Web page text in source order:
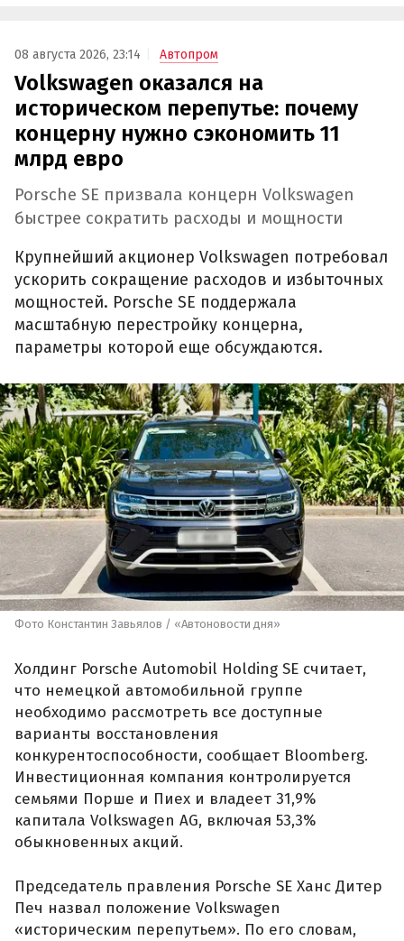
08 августа 2026, 23:14 Автопром
Volkswagen оказался на
историческом перепутье: почему
концерну нужно сэкономить 11
млрд евро
Porsche SE призвала концерн Volkswagen
быстрее сократить расходы и мощности
Крупнейший акционер Volkswagen потребовал
ускорить сокращение расходов и избыточных
мощностей. Porsche SE поддержала
масштабную перестройку концерна,
параметры которой еще обсуждаются.
Фото Константин Завьялов / «Автоновости дня»
Холдинг Porsche Automobil Holding SE считает,
что немецкой автомобильной группе
необходимо рассмотреть все доступные
варианты восстановления
конкурентоспособности, сообщает Bloomberg.
Инвестиционная компания контролируется
семьями Порше и Пиех и владеет 31,9%
капитала Volkswagen AG, включая 53,3%
обыкновенных акций.
Председатель правления Porsche SE Ханс Дитер
Печ назвал положение Volkswagen
«историческим перепутьем». По его словам,